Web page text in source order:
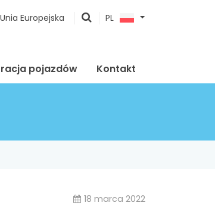
Unia Europejska
pokaż
PL
pojazdów Kontakt
18 marca 2022